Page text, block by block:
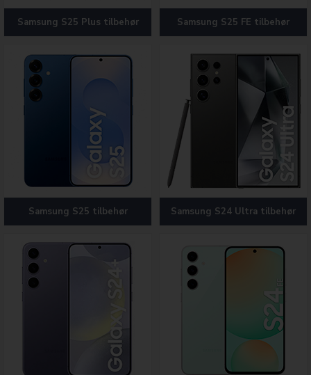
Samsung S25 Plus tilbehør Samsung S25 FE tilbehør
Samsung S25 tilbehør Samsung S24 Ultra tilbehør